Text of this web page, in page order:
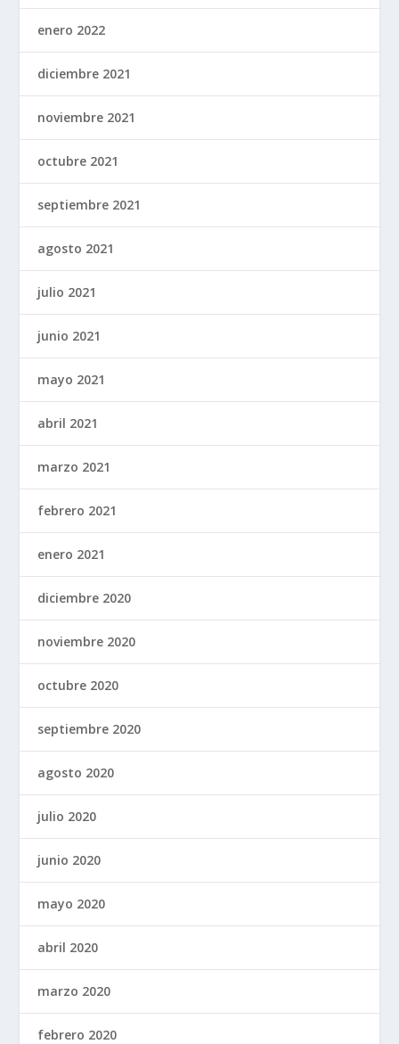
enero 2022
diciembre 2021
noviembre 2021
octubre 2021
septiembre 2021
agosto 2021
julio 2021
junio 2021
mayo 2021
abril 2021
marzo 2021
febrero 2021
enero 2021
diciembre 2020
noviembre 2020
octubre 2020
septiembre 2020
agosto 2020
julio 2020
junio 2020
mayo 2020
abril 2020
marzo 2020
febrero 2020